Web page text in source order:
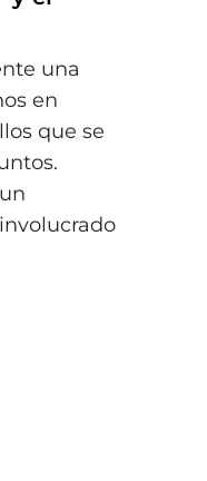
una
en
que se